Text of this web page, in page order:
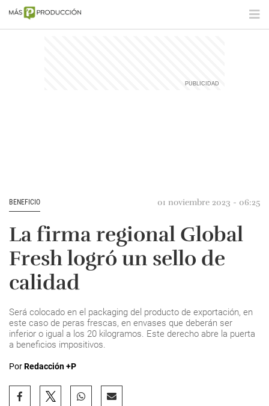
BENEFICIO 01 noviembre 2023 - 06:25
La firma regional Global
Fresh logró un sello de
calidad
Será colocado en el packaging del producto de exportación, en
este caso de peras frescas, en envases que deberán ser
inferior o igual a los 20 kilogramos. Este derecho abre la puerta
a beneficios impositivos.
PorRedacción +P